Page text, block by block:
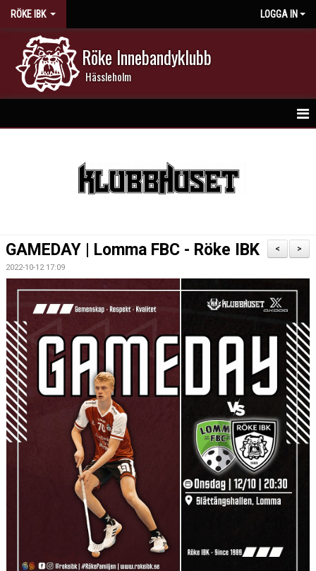
RÖKE IBK LOGGA IN
Röke Innebandyklubb
Hässleholm
MATCHER
MEDLEMSKAP
WEBBSHOP
KONTAKTER
>
<
GAMEDAY | Lomma FBC - Röke IBK
2022-10-12 17:09